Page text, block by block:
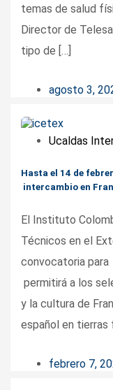
temas de salud
Director de
tipo de […]
agosto 3,
Ucaldas
Hasta el 14 de
intercambio en
El Instituto
Técnicos en el
convocatoria para
permitirá a los
y la cultura de
español en tierras
febrero 7,